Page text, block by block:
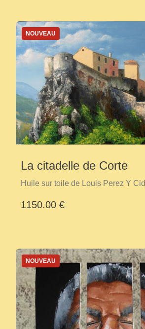
NOUVEAU
La citadelle de Corte
Huile sur toile de Louis Perez Y Cid
1150.00 €
NOUVEAU